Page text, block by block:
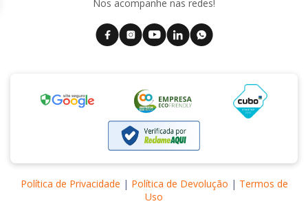
Nos acompanhe nas redes!
Política de Privacidade | Política de Devolução | Termos de
Uso